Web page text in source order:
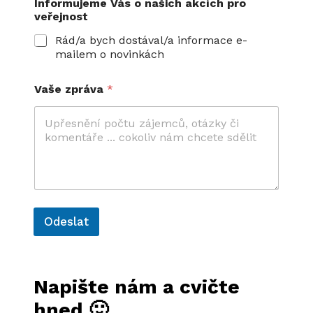
Informujeme Vás o našich akcích pro
veřejnost
Rád/a bych dostával/a informace e-
mailem o novinkách
n
f
e
n
c
h
Vaše zpráva *
Odeslat
t
e
Napište nám a cvičte